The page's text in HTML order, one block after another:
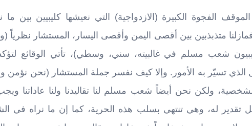
الفجوة الكبيرة (الازدواجية) التي نعيشها كليبيين بين ما
متذبذبين بين أقصى اليمن وأقصى اليسار، المستشار نظرياً
شعب مسلم في غالبيته، سني، وسطي)، تأتي الوقائع
الذي تسيّر به الأمور. وإلا كيف نفسر جملة المستشار (نحن نؤمن
ولكن نحن أيضاً شعب مسلم لنا تقاليدنا ولنا عاداتنا
تقدير له، وهي تنتهي بسلب هذه الحرية، كما إن ما نراه في